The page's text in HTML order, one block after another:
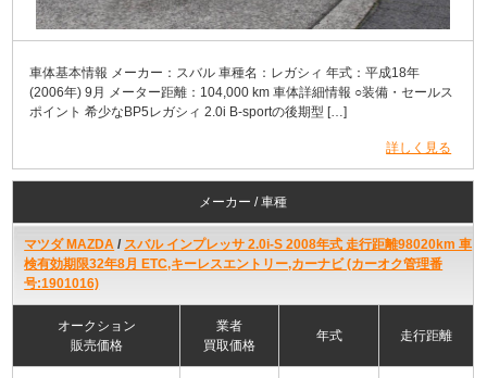
車体基本情報 メーカー：スバル 車種名：レガシィ 年式：平成18年
(2006年) 9月 メーター距離：104,000 km 車体詳細情報 ○装備・セールス
ポイント 希少なBP5レガシィ 2.0i B-sportの後期型 […]
詳しく見る
メーカー / 車種
マツダ MAZDA / スバル インプレッサ 2.0i-S 2008年式 走行距離98020km 車
検有効期限32年8月 ETC,キーレスエントリー,カーナビ (カーオク管理番
号:1901016)
オークション
販売価格
業者
買取価格
年式 走行距離